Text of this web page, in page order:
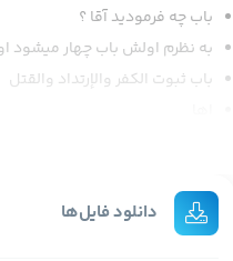
باب چه فرمودید آقا ؟
به نظرم اولش باب چهار میشود
باب ثبوت الكفر والإرتداد والقتل
والقرب بمنع الزكاة إستحلالاً وجحوداً
اها ، هذا رأي صاحب الوسائل وهو
دانلود فایل‌ها